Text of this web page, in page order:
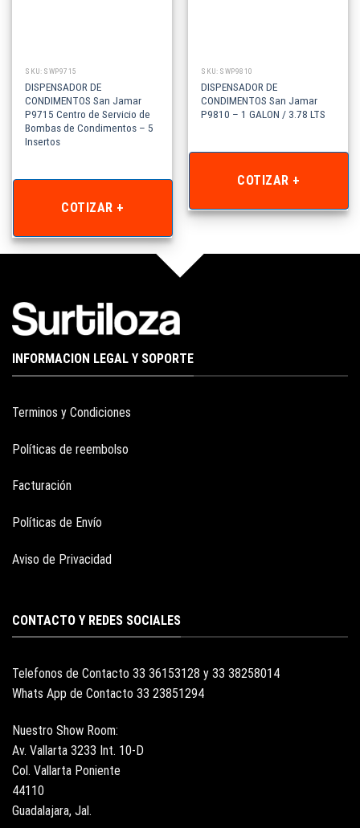
SKU: SWP9715
DISPENSADOR DE
CONDIMENTOS San Jamar
P9715 Centro de Servicio de
Bombas de Condimentos – 5
Insertos
COTIZAR +
SKU: SWP9810
DISPENSADOR DE
CONDIMENTOS San Jamar
P9810 – 1 GALON / 3.78 LTS
COTIZAR +
INFORMACION LEGAL Y SOPORTE
Terminos y Condiciones
Políticas de reembolso
Facturación
Políticas de Envío
Aviso de Privacidad
CONTACTO Y REDES SOCIALES
Telefonos de Contacto 33 36153128 y 33 38258014
Whats App de Contacto 33 23851294
Nuestro Show Room:
Av. Vallarta 3233 Int. 10-D
Col. Vallarta Poniente
44110
Guadalajara, Jal.